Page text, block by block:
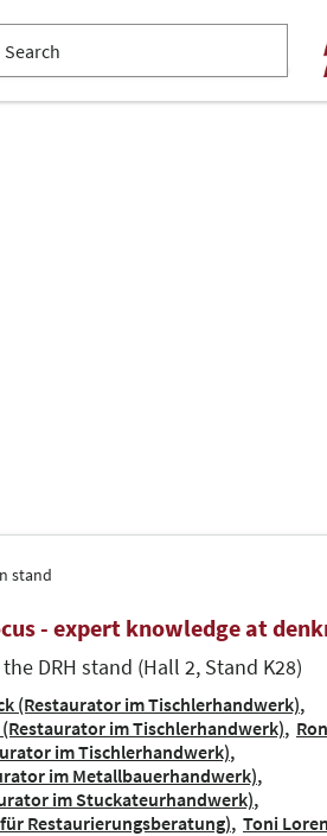
stand
- expert knowledge at
DRH stand (Hall 2, Stand K28)
(Restaurator im Tischlerhandwerk)
im Tischlerhandwerk)
im Tischlerhandwerk)
im Metallbauerhandwerk)
im Stuckateurhandwerk)
Restaurierungsberatung) Toni